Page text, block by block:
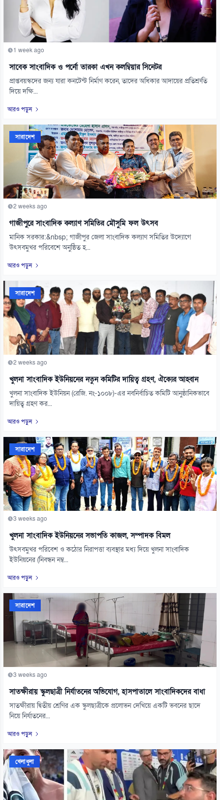
1 week ago
সাবেক সাংবাদিক ও পর্নো তারকা এখন কলম্বিয়ার সিনেটর
প্রাপ্তবয়স্কদের জন্য যারা কনটেন্ট নির্মাণ করেন, তাদের অধিকার আদায়ের প্রতিশ্রুতি
দিয়ে দক্ষি...
আরও পড়ুন
সারাদেশ
2 weeks ago
গাজীপুরে সাংবাদিক কল্যাণ সমিতির মৌসুমি ফল উৎসব
মানিক সরকার:&nbsp; গাজীপুর জেলা সাংবাদিক কল্যাণ সমিতির উদ্যোগে
উৎসবমুখর পরিবেশে অনুষ্ঠিত হ...
আরও পড়ুন
সারাদেশ
2 weeks ago
খুলনা সাংবাদিক ইউনিয়নের নতুন কমিটির দায়িত্ব গ্রহণ, ঐক্যের আহ্বান
খুলনা সাংবাদিক ইউনিয়ন (রেজি. নং-১০০৮)-এর নবনির্বাচিত কমিটি আনুষ্ঠানিকভাবে
দায়িত্ব গ্রহণ কর...
আরও পড়ুন
সারাদেশ
3 weeks ago
খুলনা সাংবাদিক ইউনিয়নের সভাপতি কাজল, সম্পাদক বিমল
উৎসবমুখর পরিবেশ ও কঠোর নিরাপত্তা ব্যবস্থার মধ্য দিয়ে খুলনা সাংবাদিক
ইউনিয়নের (নিবন্ধন নম্ব...
আরও পড়ুন
সারাদেশ
3 weeks ago
সাতক্ষীরায় স্কুলছাত্রী নির্যাতনের অভিযোগ, হাসপাতালে সাংবাদিকদের বাধা
সাতক্ষীরায় দ্বিতীয় শ্রেণির এক স্কুলছাত্রীকে প্রলোভন দেখিয়ে একটি ভবনের ছাদে
নিয়ে নির্যাতনের...
আরও পড়ুন
খেলাধুলা